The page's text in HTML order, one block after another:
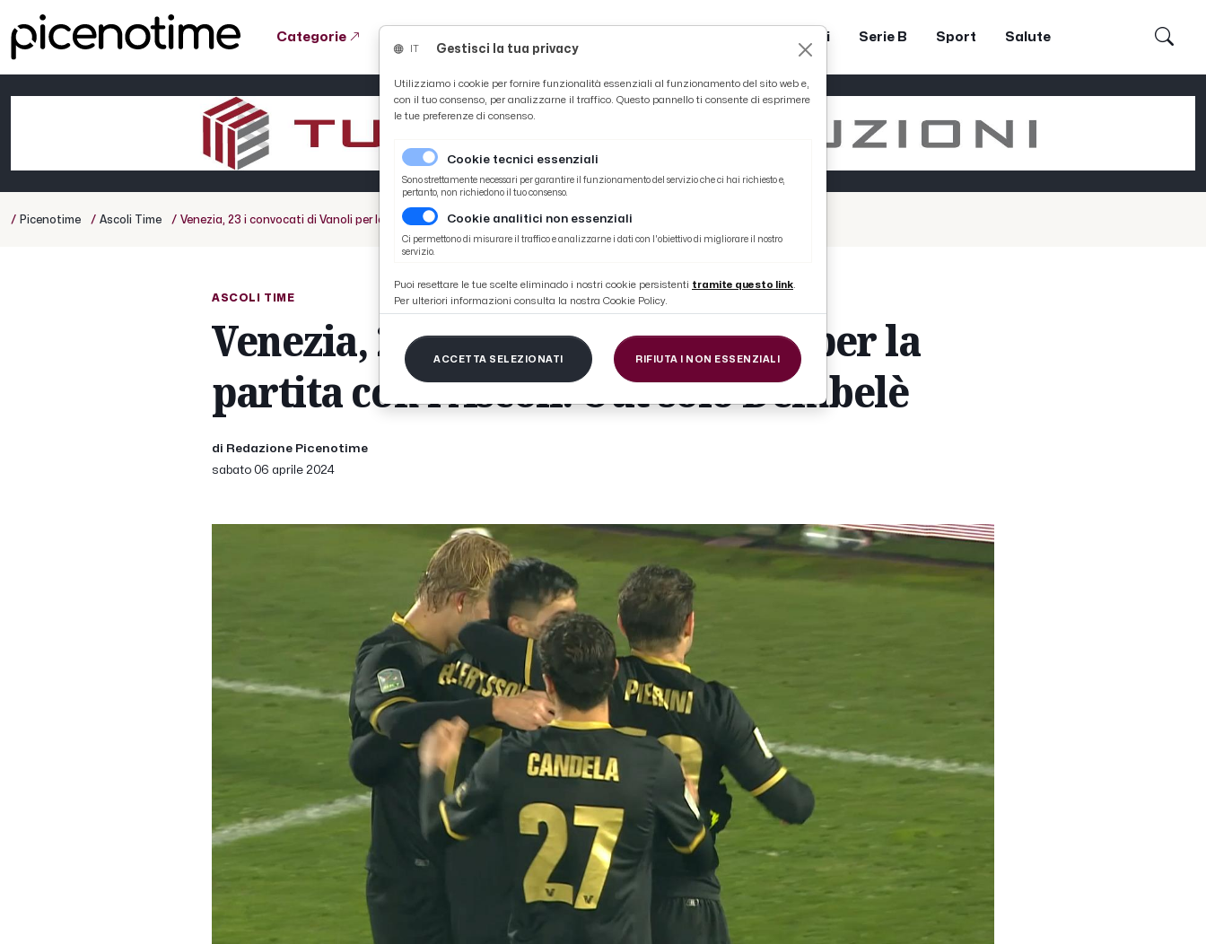
Categorie Coppa Teodori Serie B Sport Salute
/ Picenotime / Ascoli Time / Venezia, 23 i convocati di Vanoli per la partita con l'Ascoli. Out solo Dembelè
ASCOLI TIME
Venezia, 23 i convocati di Vanoli per la
partita con l'Ascoli. Out solo Dembelè
di Redazione Picenotime
sabato 06 aprile 2024
Gestisci la tua privacy
Utilizziamo i cookie per fornire funzionalità essenziali al funzionamento del sito web e,
con il tuo consenso, per analizzarne il traffico. Questo pannello ti consente di esprimere
le tue preferenze di consenso.
Cookie tecnici essenziali
Sono strettamente necessari per garantire il funzionamento del servizio che ci hai richiesto e,
pertanto, non richiedono il tuo consenso.
Cookie analitici non essenziali
Ci permettono di misurare il traffico e analizzarne i dati con l'obiettivo di migliorare il nostro
servizio.
Puoi resettare le tue scelte eliminado i nostri cookie persistenti tramite questo link.
Per ulteriori informazioni consulta la nostra Cookie Policy.
ACCETTA SELEZIONATI RIFIUTA I NON ESSENZIALI